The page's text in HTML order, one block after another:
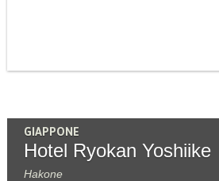
GIAPPONE
Hotel Ryokan Yoshiike
Hakone